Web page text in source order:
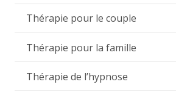
Thérapie pour le couple
Thérapie pour la famille
Thérapie de l’hypnose